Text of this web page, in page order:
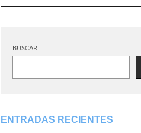
BUSCAR
ENTRADAS RECIENTES